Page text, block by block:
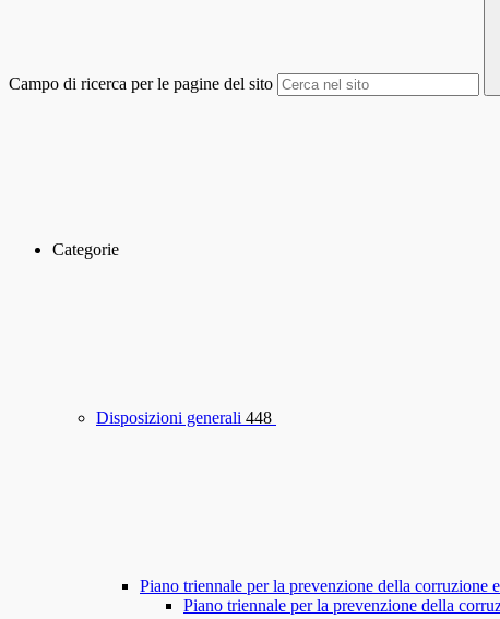
Campo di ricerca per le pagine del sito
Categorie
Disposizioni generali 448
Piano triennale per la prevenzione della corruzione
Piano triennale per la prevenzione della